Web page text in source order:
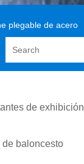
plegable de acero
de exhibición
de baloncesto